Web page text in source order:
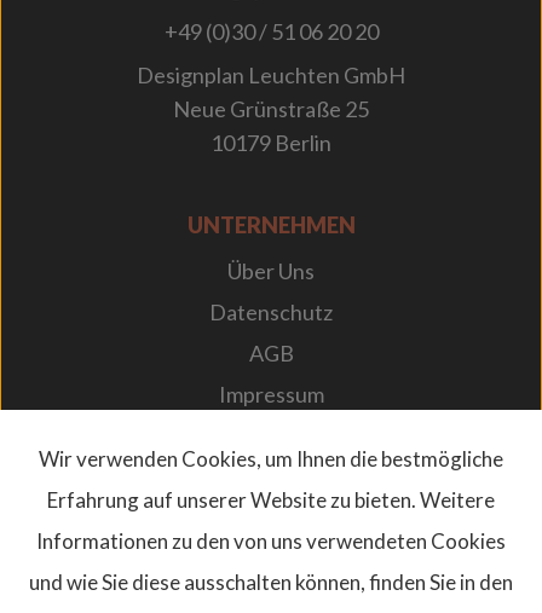
+49 (0)30 / 51 06 20 20
Designplan Leuchten GmbH
Neue Grünstraße 25
10179 Berlin
UNTERNEHMEN
Über Uns
Datenschutz
AGB
Impressum
Newsletter
Wir verwenden Cookies, um Ihnen die bestmögliche
Erfahrung auf unserer Website zu bieten. Weitere
Informationen zu den von uns verwendeten Cookies
und wie Sie diese ausschalten können, finden Sie in den